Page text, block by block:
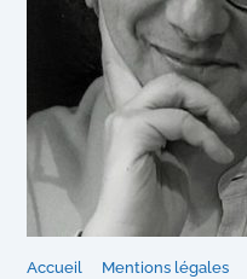
Accueil Mentions légales